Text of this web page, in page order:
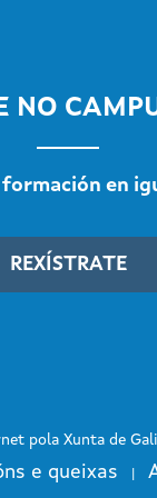
NO
formación en
REXÍSTRATE
pola Xunta de
e queixas